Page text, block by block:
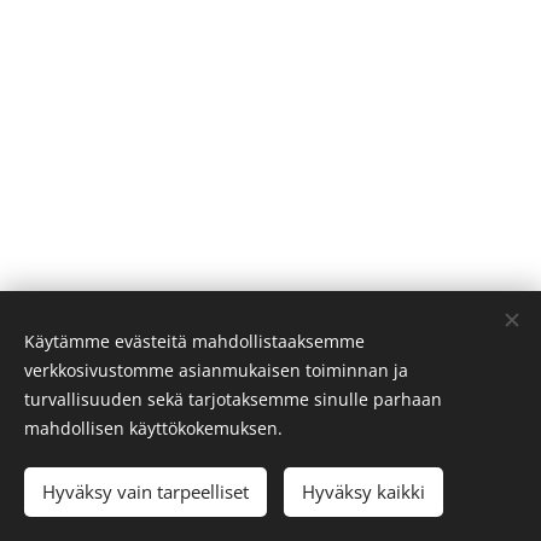
Evästeet
Käytämme evästeitä mahdollistaaksemme
verkkosivustomme asianmukaisen toiminnan ja
turvallisuuden sekä tarjotaksemme sinulle parhaan
mahdollisen käyttökokemuksen.
Hyväksy vain tarpeelliset Hyväksy kaikki